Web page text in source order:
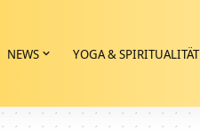
NEWS YOGA & SPIRITUALITÄT